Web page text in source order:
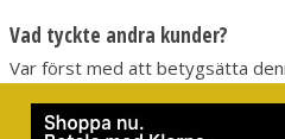
områdena har en vaxad yta för
Stretchpaneler av Schoeller
rörelsefrihet.
Skyddande huva med justeringar.
Vad tyckte andra kunder?
Var först med att betygsätta